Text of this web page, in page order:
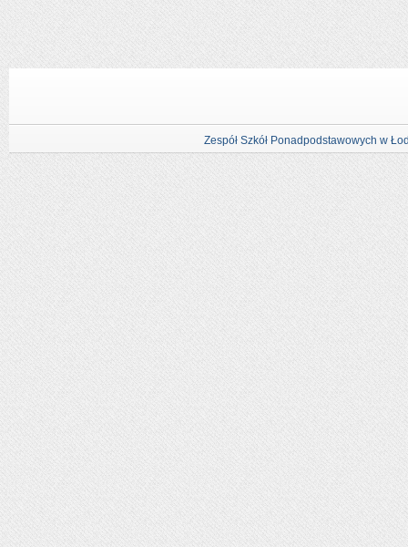
Zespół Szkół Ponadpodstawowych w